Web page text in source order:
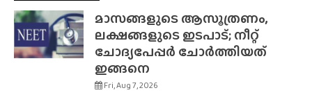
മാസങ്ങളുടെ ആസൂത്രണം,
ലക്ഷങ്ങളുടെ ഇടപാട്; നീറ്റ്
ചോദ്യപേപ്പർ ചോർത്തിയത്
ഇങ്ങനെ
Fri, Aug 7, 2026